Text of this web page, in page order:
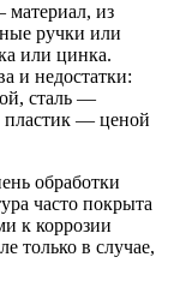
из
ручки или
или цинка.
и недостатки:
сталь —
пластик — ценой
обработки
часто покрыта
к коррозии
только в случае,